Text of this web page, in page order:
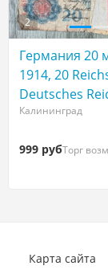
2
Германия 20
1914, 20
Deutsches
Калининград
999 рубТорг
Карта сайта